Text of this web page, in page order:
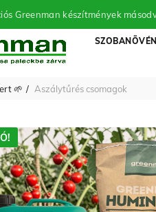
Greenman készítmények
🌱 Aszálytűrés csomagok